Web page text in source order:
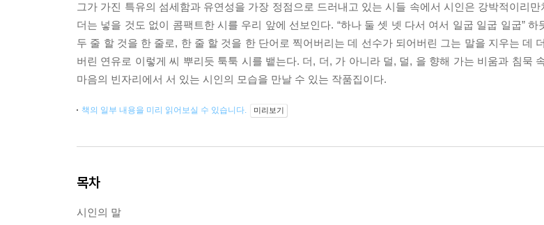
그가 가진 특유의 섬세함과 유연성을 가장 정점으로 드러내고 있는 시들 속에서 시인은 강박적이리
더는 넣을 것도 없이 콤팩트한 시를 우리 앞에 선보인다. “하나 둘 셋 넷 다서 여서 일굽 일굽 일굽”
두 줄 할 것을 한 줄로, 한 줄 할 것을 한 단어로 찍어버리는 데 선수가 되어버린 그는 말을 지우는 데
버린 연유로 이렇게 씨 뿌리듯 툭툭 시를 뱉는다. 더, 더, 가 아니라 덜, 덜, 을 향해 가는 비움과 침묵
마음의 빈자리에서 서 있는 시인의 모습을 만날 수 있는 작품집이다.
책의 일부 내용을 미리 읽어보실 수 있습니다. 미리보기
목차
시인의 말